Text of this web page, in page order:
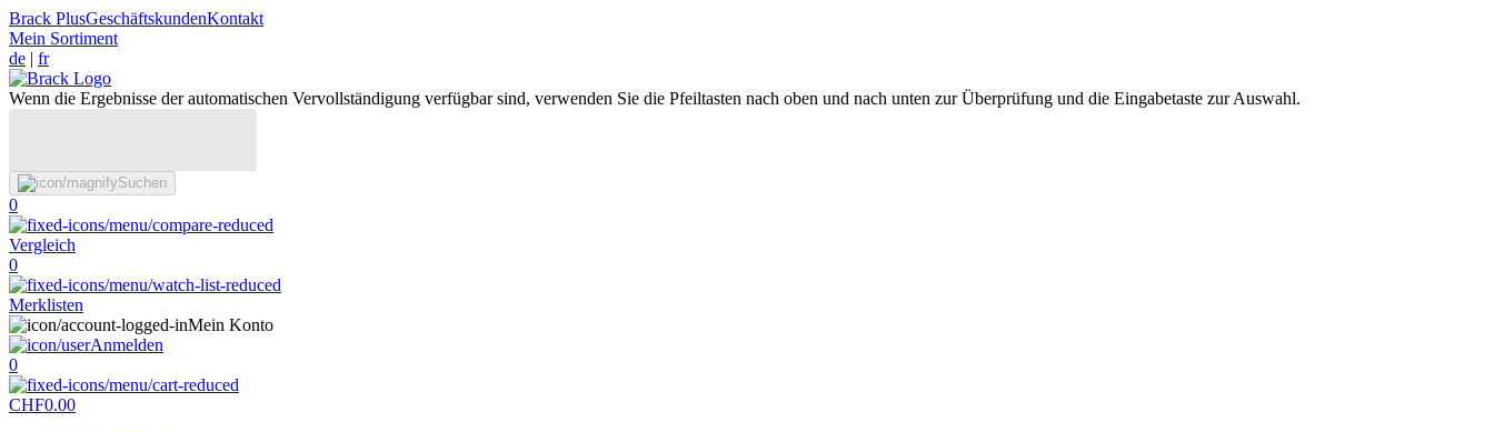
Brack PlusGeschäftskundenKontakt
Mein Sortiment
de | fr
Wenn die Ergebnisse der automatischen Vervollständigung verfügbar sind, verwenden Sie die Pfeiltasten nach oben und nach unten zur Überprüfung und die Eingabetaste zur Auswahl.
Suchen
0
Vergleich
0
Merklisten
Mein Konto
Anmelden
0
CHF0.00